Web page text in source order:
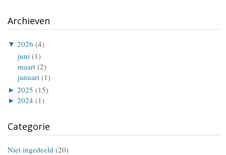
Archieven
▼ 2026 (4)
juni (1)
maart (2)
januari (1)
► 2025 (15)
► 2024 (1)
Categorie
Niet ingedeeld (20)